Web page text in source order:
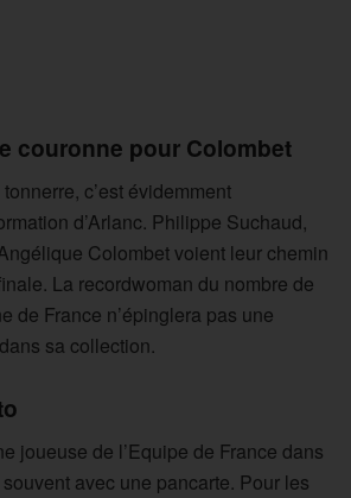
couronne pour Colombet
c’est évidemment
d’Arlanc. Philippe Suchaud,
Colombet voient leur chemin
La recordwoman du nombre de
de France n’épinglera pas une
sa collection.
joueuse de l’Equipe de France dans
avec une pancarte. Pour les